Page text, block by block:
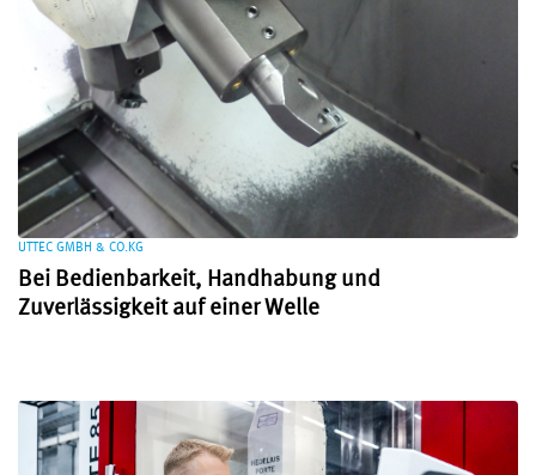
UTTEC GMBH & CO.KG
Bei Bedienbarkeit, Handhabung und
Zuverlässigkeit auf einer Welle